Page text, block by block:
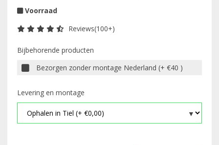
Voorraad
Reviews(100+)
Bijbehorende producten
Bezorgen zonder montage Nederland (+ €40 )
Levering en montage